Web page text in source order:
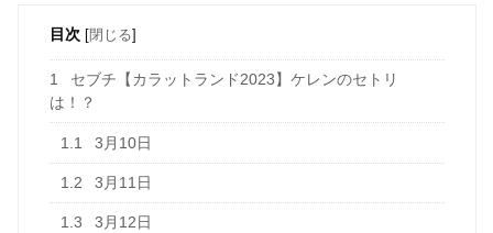
目次 [閉じる]
1
セブチ【カラットランド2023】ケレンのセトリ
は！？
1.1 3月10日
1.2 3月11日
1.3 3月12日